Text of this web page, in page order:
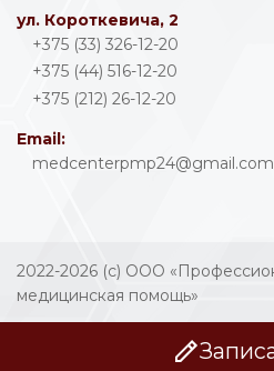
ул. Короткевича, 2
+375 (33) 326-12-20
+375 (44) 516-12-20
+375 (212) 26-12-20
Email:
medcenterpmp24@gmail.com
2022-2026 (с) ООО
медицинская помощь»